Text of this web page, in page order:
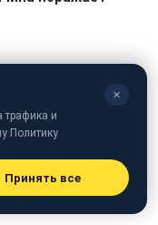
✕
и
Политику
Принять все